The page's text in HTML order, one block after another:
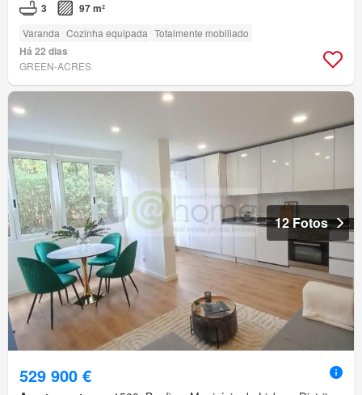
3 97 m²
Varanda Cozinha equipada Totalmente mobiliado
Há 22 dias
GREEN-ACRES
12 Fotos
529 900 €